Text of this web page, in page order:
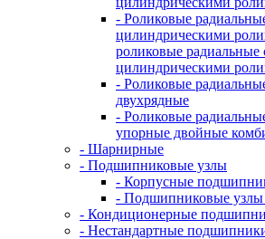
- Роликовые
цилиндрическими
роликовые
цилиндрическими
- Роликовые
двухрядные
- Роликовые
упорные двойные
- Шарнирные
- Подшипниковые узлы
- Корпусные
- Подшипниковые узлы
- Кондиционерные
- Нестандартные